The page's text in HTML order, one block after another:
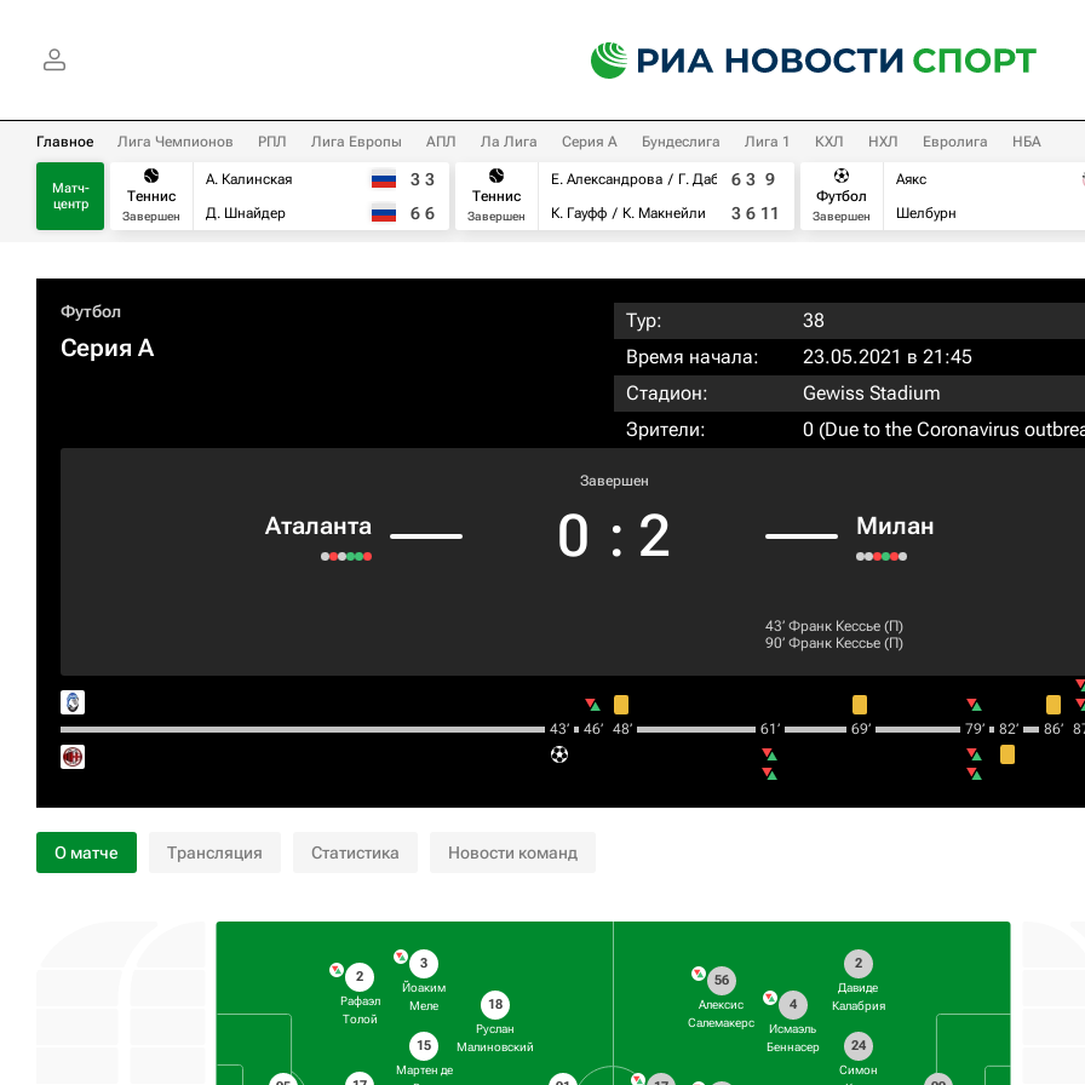
Главное Лига Чемпионов РПЛ Лига Европы АПЛ Ла Лига Серия А Бундеслига Лига 1 КХЛ НХЛ Евролига НБА
Матч-
центр
Теннис
Завершен
А. Калинская
Д. Шнайдер
3 3
6 6
Теннис
Завершен
Е. Александрова
Г. Дабровски
К. Гауфф
К. Макнейли
6 3 9
3 6 11
Футбол
Завершен
Аякс
Шелбурн
Футбол
Серия А
Тур:
38
Время начала:
23.05.2021 в 21:45
Стадион:
Gewiss Stadium
Зрители:
0 (Due to the Coronavirus
Аталанта
Завершен
0 : 2 Милан
43‎’‎ Франк Кессье (П)
90‎’‎ Франк Кессье (П)
43‎’‎ 46‎’‎ 48‎’‎ 61‎’‎ 69‎’‎ 79‎’‎ 82‎’‎ 86‎’‎
О матче Трансляция Статистика Новости команд
2
Рафаэл
Толой
3
Йоаким
Меле
15
Мартен де
18
Руслан
Малиновский
2
Давиде
Калабрия
24
Симон
4
Исмаэль
Беннасер
56
Алексис
Салемакерс